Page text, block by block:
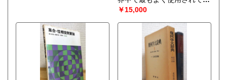
る用途の広い木材150種を厳
選 【2冊 (1函)】
￥15,000